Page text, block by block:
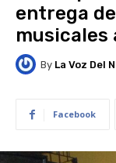
entrega
musicales
By La Voz Del
Facebook